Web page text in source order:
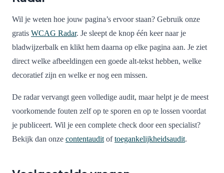
Wil je weten hoe jouw pagina’s ervoor staan? Gebruik onze
gratis WCAG Radar. Je sleept de knop één keer naar je
bladwijzerbalk en klikt hem daarna op elke pagina aan. Je ziet
direct welke afbeeldingen een goede alt-tekst hebben, welke
decoratief zijn en welke er nog een missen.
De radar vervangt geen volledige audit, maar helpt je de meest
voorkomende fouten zelf op te sporen en op te lossen voordat
je publiceert. Wil je een complete check door een specialist?
Bekijk dan onze contentauditoftoegankelijkheidsaudit.